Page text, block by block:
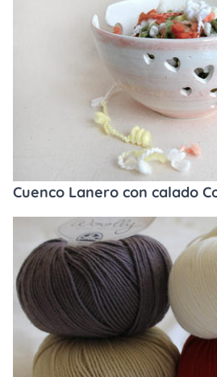
Cuenco Lanero con calado